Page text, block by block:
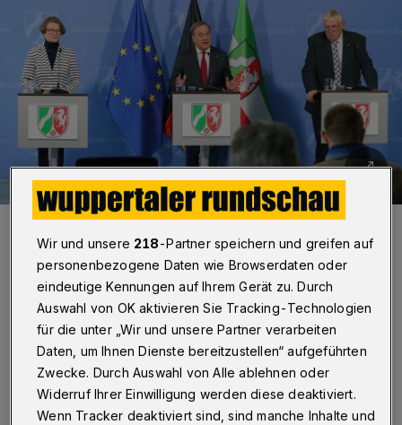
Von li.: Ina Scharrenbach, Armin Laschet und Karl-Josef Laumann.
Foto: Land NRW
S ofern das Infektionsgeschehen nicht auf
bestimmte Einrichtungen einzugrenzen
ist, gilt in dieser neuen „Gefährdungsstufe
Wir und unsere 218-Partner speichern und greifen auf
personenbezogene Daten wie Browserdaten oder
eindeutige Kennungen auf Ihrem Gerät zu. Durch
Auswahl von OK aktivieren Sie Tracking-Technologien
für die unter „Wir und unsere Partner verarbeiten
Daten, um Ihnen Dienste bereitzustellen“ aufgeführten
Zwecke. Durch Auswahl von Alle ablehnen oder
Widerruf Ihrer Einwilligung werden diese deaktiviert.
Wenn Tracker deaktiviert sind, sind manche Inhalte und